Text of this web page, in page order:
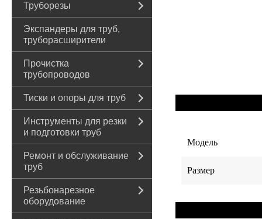
Труборезы
Экспандеры для труб,
труборасширители
Прочистка
трубопроводов
Тиски и опоры для труб
Инструменты для резки
и подготовки труб
Ремонт и обслуживание
труб
Резьбонарезное
оборудование
Модель
Размер